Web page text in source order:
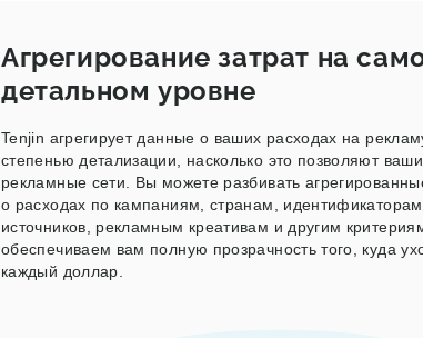
Агрегирование затрат на
детальном уровне
Tenjin агрегирует данные о ваших расходах на
степенью детализации, насколько это позволяют ваши
рекламные сети. Вы можете разбивать
о расходах по кампаниям, странам, идентификаторам
источников, рекламным креативам и другим
обеспечиваем вам полную прозрачность того, куда
каждый доллар.